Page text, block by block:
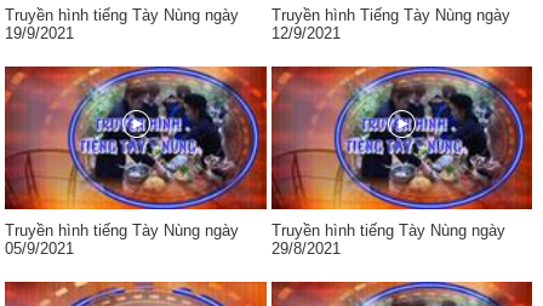
Truyền hình tiếng Tày Nùng ngày
19/9/2021
Truyền hình Tiếng Tày Nùng ngày
12/9/2021
Truyền hình tiếng Tày Nùng ngày
05/9/2021
Truyền hình tiếng Tày Nùng ngày
29/8/2021